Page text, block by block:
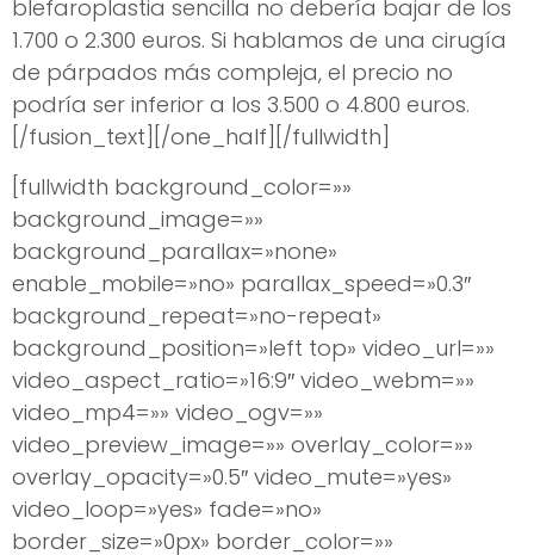
blefaroplastia sencilla no debería bajar de los
1.700 o 2.300 euros. Si hablamos de una cirugía
de párpados más compleja, el precio no
podría ser inferior a los 3.500 o 4.800 euros.
[/fusion_text][/one_half][/fullwidth]
[fullwidth background_color=»»
background_image=»»
background_parallax=»none»
enable_mobile=»no» parallax_speed=»0.3″
background_repeat=»no-repeat»
background_position=»left top» video_url=»»
video_aspect_ratio=»16:9″ video_webm=»»
video_mp4=»» video_ogv=»»
video_preview_image=»» overlay_color=»»
overlay_opacity=»0.5″ video_mute=»yes»
video_loop=»yes» fade=»no»
border_size=»0px» border_color=»»